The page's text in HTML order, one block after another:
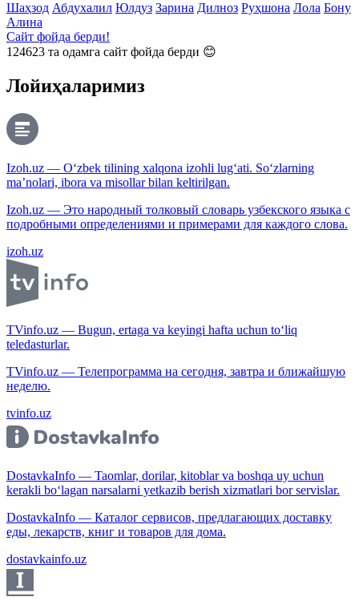
Шаҳзод Абдухалил Юлдуз Зарина Дилноз Руҳшона Лола Бону
Алина
Сайт фойда берди!
124623 та одамга сайт фойда берди 😊
Лойиҳаларимиз
Izoh.uz — O‘zbek tilining xalqona izohli lug‘ati. So‘zlarning
ma’nolari, ibora va misollar bilan keltirilgan.
Izoh.uz — Это народный толковый словарь узбекского языка с
подробными определениями и примерами для каждого слова.
izoh.uz
TVinfo.uz — Bugun, ertaga va keyingi hafta uchun to‘liq
teledasturlar.
TVinfo.uz — Телепрограмма на сегодня, завтра и ближайшую
неделю.
tvinfo.uz
DostavkaInfo — Taomlar, dorilar, kitoblar va boshqa uy uchun
kerakli bo‘lagan narsalarni yetkazib berish xizmatlari bor servislar.
DostavkaInfo — Каталог сервисов, предлагающих доставку
еды, лекарств, книг и товаров для дома.
dostavkainfo.uz